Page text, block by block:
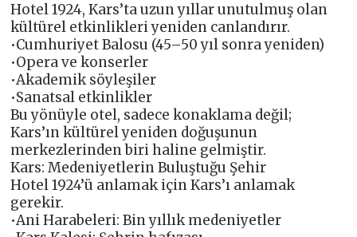
Hotel 1924, Kars’ta uzun yıllar unutulmuş olan
kültürel etkinlikleri yeniden canlandırır.
•Cumhuriyet Balosu (45–50 yıl sonra yeniden)
•Opera ve konserler
•Akademik söyleşiler
•Sanatsal etkinlikler
Bu yönüyle otel, sadece konaklama değil;
Kars’ın kültürel yeniden doğuşunun
merkezlerinden biri haline gelmiştir.
Kars: Medeniyetlerin Buluştuğu Şehir
Hotel 1924’ü anlamak için Kars’ı anlamak
gerekir.
•Ani Harabeleri: Bin yıllık medeniyetler